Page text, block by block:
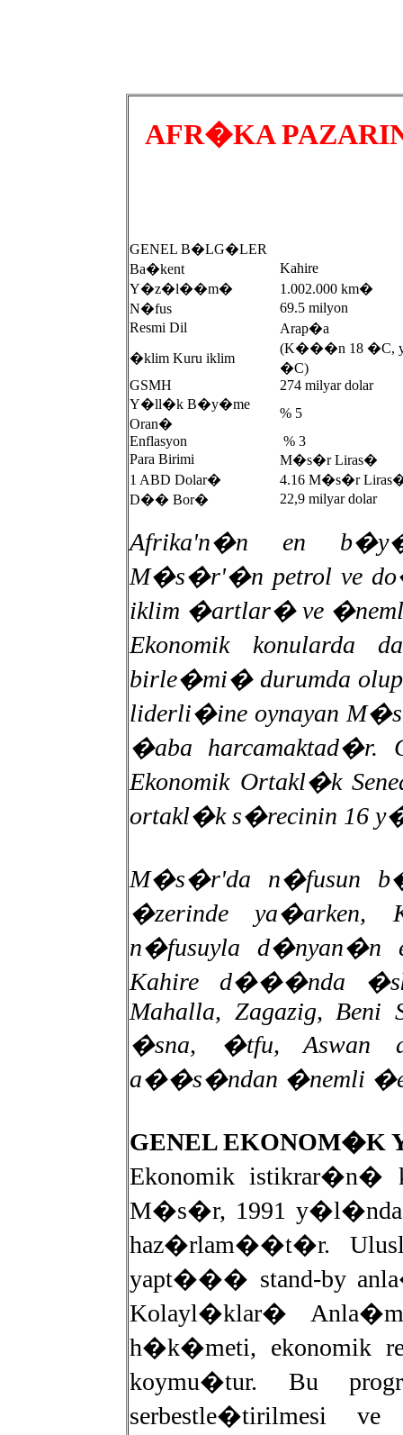
AFR�KA
GENEL B�LG�LER
Ba�kent
Kahire
Y�z�l��m�
1.002.000 km�
N�fus
69.5 milyon
Resmi Dil
Arap�a
�klim Kuru iklim
(K���n 18 �C,
�C)
GSMH
274 milyar dolar
Y�ll�k B�y�me
Oran�
% 5
Enflasyon
% 3
Para Birimi
M�s�r Liras�
1 ABD Dolar�
4.16 M�s�r
D�� Bor�
22,9 milyar dolar
Afrika'n�n en
M�s�r'�n petrol ve
iklim �artlar� ve
Ekonomik
birle�mi� durumda
liderli�ine oynayan
�aba harcamaktad�r.
Ekonomik Ortakl�k
ortakl�k s�recinin 16
M�s�r'da n�fusun
�zerinde ya�arken,
n�fusuyla d�nyan�n
Kahire d���nda
Mahalla, Zagazig, Beni
�sna, �tfu, Aswan
a��s�ndan �nemli
GENEL EKONOM�K
Ekonomik
M�s�r, 1991 y�l�nda
haz�rlam��t�r.
yapt��� stand-by
Kolayl�klar�
h�k�meti, ekonomik
koymu�tur. Bu
serbestle�tirilmesi